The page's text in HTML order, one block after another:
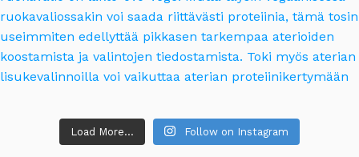
Load More... Follow on Instagram